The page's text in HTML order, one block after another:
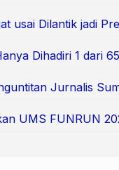
usai Dilantik jadi
Dihadiri 1 dari
Jurnalis
UMS FUNRUN